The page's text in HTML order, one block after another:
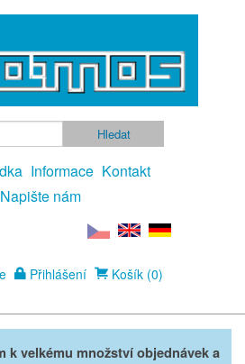
Informace Kontakt
Napište nám
Přihlášení Košík (0)
k velkému množství objednávek a